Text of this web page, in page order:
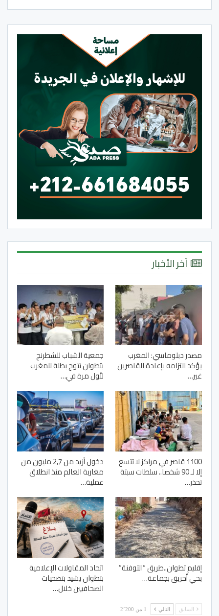
آخر الأخبار
مصدر دبلوماسي: المغرب
يؤكد التزامه بإعادة القاصرين
غير…
جمعية الشباب للشطرنج
بتطوان تتوج بطلة للمغرب
لأول مرة في…
1100 قاصر في مراكز لا تتسع
إلا لـ 90 شخصا.. سلطات سبتة
تحذر…
دخول أزيد من 2,7 مليون من
مغاربة العالم منذ انطلاق
عملية…
إقليم تطوان..طريق “التوفنة”
بحي أحريق بجماعة…
اتحاد المقاولات الإعلامية
بتطوان يشيد بتضحيات
الصحافيين خلال…
السابق التالي 1 من 2٬200